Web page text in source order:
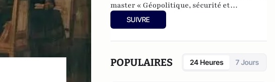
master « Géopolitique, sécurité et
défense ».
SUIVRE
POPULAIRES 24 Heures 7 Jours